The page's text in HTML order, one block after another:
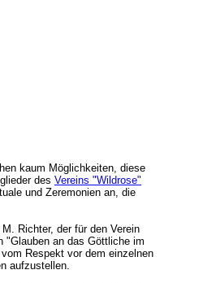
kaum Möglichkeiten, diese
des Vereins "Wildrose"
und Zeremonien an, die
Richter, der für den Verein
"Glauben an das Göttliche im
Respekt vor dem einzelnen
aufzustellen.